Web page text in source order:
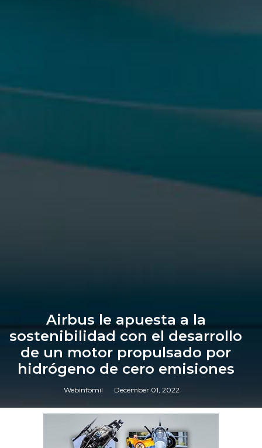
Airbus le apuesta a la
sostenibilidad con el desarrollo
de un motor propulsado por
hidrógeno de cero emisiones
Webinfomil December 01, 2022